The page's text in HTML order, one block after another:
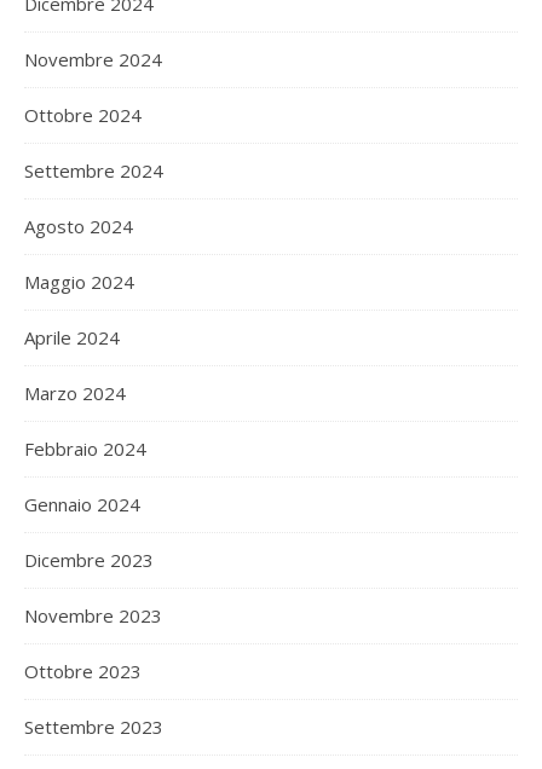
Novembre 2024
Ottobre 2024
Settembre 2024
Agosto 2024
Maggio 2024
Aprile 2024
Marzo 2024
Febbraio 2024
Gennaio 2024
Dicembre 2023
Novembre 2023
Ottobre 2023
Settembre 2023